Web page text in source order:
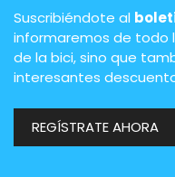
Suscribiéndote al
informaremos de todo
de la bici, sino que
interesantes
REGÍSTRATE AHORA